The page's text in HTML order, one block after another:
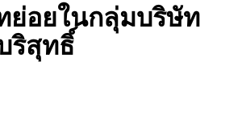
ย่อยในกลุ่มบริษัท
ริสุทธิ์